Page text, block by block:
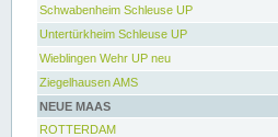
Schwabenheim Schleuse UP
Untertürkheim Schleuse UP
Wieblingen Wehr UP neu
Ziegelhausen AMS
NEUE MAAS
ROTTERDAM